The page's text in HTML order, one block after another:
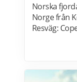
Norska
Norge från
Resväg:
måltider